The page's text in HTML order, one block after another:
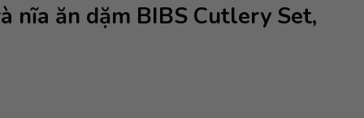
nĩa ăn dặm BIBS Cutlery Set,